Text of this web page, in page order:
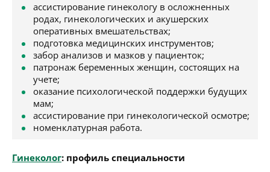
ассистирование гинекологу в осложненных
родах, гинекологических и акушерских
оперативных вмешательствах;
подготовка медицинских инструментов;
забор анализов и мазков у пациенток;
патронаж беременных женщин, состоящих на
учете;
оказание психологической поддержки будущих
мам;
ассистирование при гинекологической осмотре;
номенклатурная работа.
Гинеколог: профиль специальности